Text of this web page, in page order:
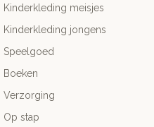
Kinderkleding meisjes
Kinderkleding jongens
Speelgoed
Boeken
Verzorging
Op stap